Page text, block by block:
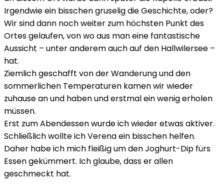
Irgendwie ein bisschen gruselig die Geschichte, oder?
Wir sind dann noch weiter zum höchsten Punkt des
Ortes gelaufen, von wo aus man eine fantastische
Aussicht – unter anderem auch auf den Hallwilersee –
hat.
Ziemlich geschafft von der Wanderung und den
sommerlichen Temperaturen kamen wir wieder
zuhause an und haben und erstmal ein wenig erholen
müssen.
Erst zum Abendessen wurde ich wieder etwas aktiver.
Schließlich wollte ich Verena ein bisschen helfen.
Daher habe ich mich fleißig um den Joghurt-Dip fürs
Essen gekümmert. Ich glaube, dass er allen
geschmeckt hat.